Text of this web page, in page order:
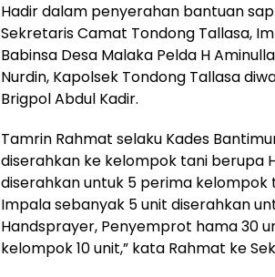
Hadir dalam penyerahan bantuan
Sekretaris Camat Tondong Tallasa,
Babinsa Desa Malaka Pelda H
Nurdin, Kapolsek Tondong Tallasa
Brigpol Abdul Kadir.
Tamrin Rahmat selaku Kades
diserahkan ke kelompok tani berupa
diserahkan untuk 5 perima kelompok
Impala sebanyak 5 unit diserahkan
Handsprayer, Penyemprot hama 30
kelompok 10 unit,” kata Rahmat ke